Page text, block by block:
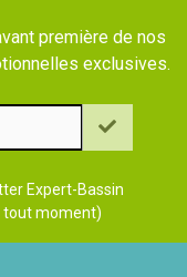
première de nos
exclusives.
Expert-Bassin
tout moment)